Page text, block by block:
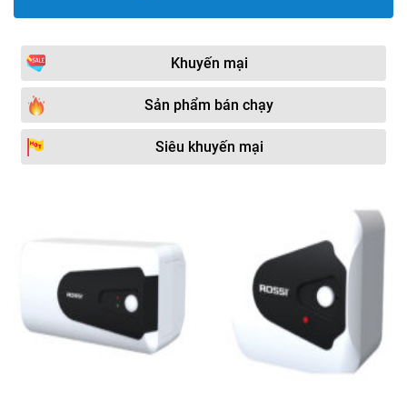
Khuyến mại
Sản phẩm bán chạy
Siêu khuyến mại